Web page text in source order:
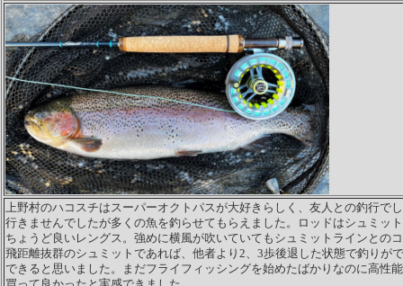
上野村のハコスチはスーパーオクトパスが大好きらしく、友人との釣行で
行きませんでしたが多くの魚を釣らせてもらえました。ロッドはシュミッ
ちょうど良いレングス。強めに横風が吹いていてもシュミットラインとの
飛距離抜群のシュミットであれば、他者より2、3歩後退した状態で釣りが
できると思いました。まだフライフィッシングを始めたばかりなのに高性